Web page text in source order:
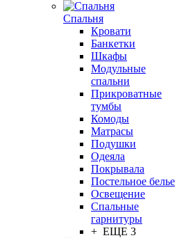
Спальня
Кровати
Банкетки
Шкафы
Модульные
спальни
Прикроватные
тумбы
Комоды
Матрасы
Подушки
Одеяла
Покрывала
Постельное белье
Освещение
Спальные
гарнитуры
+ ЕЩЕ 3